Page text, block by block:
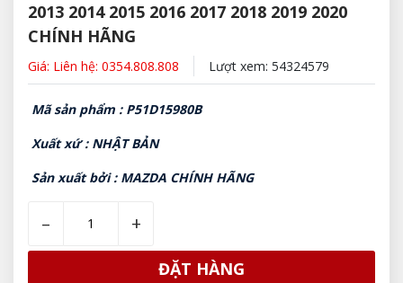
2013 2014 2015 2016 2017 2018 2019 2020
CHÍNH HÃNG
Giá: Liên hệ: 0354.808.808 Lượt xem: 54324579
Mã sản phẩm : P51D15980B
Xuất xứ : NHẬT BẢN
Sản xuất bởi : MAZDA CHÍNH HÃNG
– +
ĐẶT HÀNG